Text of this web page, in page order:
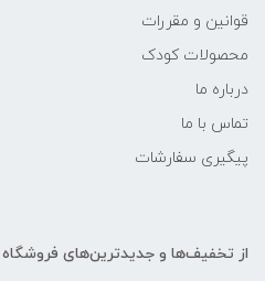
قوانین و مقررات
محصولات کودک
درباره ما
تماس با ما
پیگیری سفارشات
از تخفیف‌ها و جدیدترین‌های فروشگاه